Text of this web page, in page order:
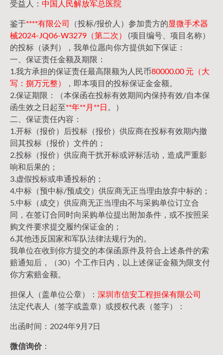
受益人： 中国人民解放军总医院
鉴于****有限公司 （投标/报价人）参加贵方的显微手术器
械2024-JQ06-W3279（第二次）
(项目编号、项目名称）
的投标（谈判），我单位愿向你方提供如下保证：
一、保证责任金额及期限：
1.我方承担的保证责任最高限额为人民币80000.00 元（大
写：捌万元整）
，即本项目的投标保证金金额。
2.保证期限：（本保函在投标有效期间内保持有效/自本保
函生效之日起至**年**月**日 。）
二、保证责任内容：
1.开标（报价）后投标（报价）供应商在投标有效期内撤
回其投标（报价）文件的；
2.投标（报价）供应商干扰开标或评标活动，造成严重影
响和后果的；
3.虚假投标或串通投标的；
4.中标（预中标/预成交）供应商无正当理由放弃中标的；
5.中标（成交）供应商无正当理由不与采购单位订立合
同，在签订合同时向采购单位提出附加条件，或不按照采
购文件要求提交履约保证金的；
6.其他违反国家和军队法律法规行为的。
我单位在收到你方提交的本保函原件及符合上述条件的索
赔通知后，（30）个工作日内，以上述保证金额为限支付
你方索赔金额。
担保人（盖单位公章）： 深圳市信安工程担保有限公司
法定代表人（签字或盖章）或授权代表（签字）：
出函时间：2024年9月7日
微信询价：